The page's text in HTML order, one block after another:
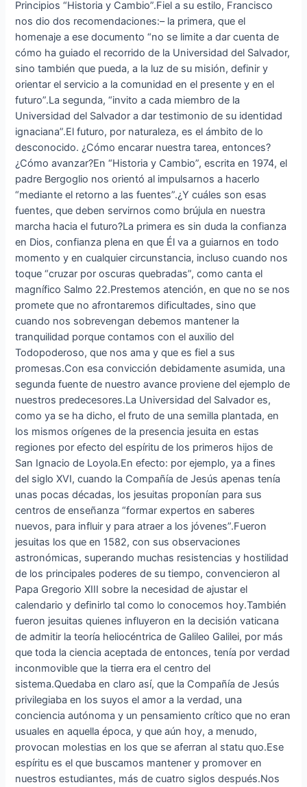
Principios “Historia y Cambio”.Fiel a su estilo, Francisco
nos dio dos recomendaciones:– la primera, que el
homenaje a ese documento “no se limite a dar cuenta de
cómo ha guiado el recorrido de la Universidad del Salvador,
sino también que pueda, a la luz de su misión, definir y
orientar el servicio a la comunidad en el presente y en el
futuro”.La segunda, “invito a cada miembro de la
Universidad del Salvador a dar testimonio de su identidad
ignaciana”.El futuro, por naturaleza, es el ámbito de lo
desconocido. ¿Cómo encarar nuestra tarea, entonces?
¿Cómo avanzar?En “Historia y Cambio”, escrita en 1974, el
padre Bergoglio nos orientó al impulsarnos a hacerlo
“mediante el retorno a las fuentes”.¿Y cuáles son esas
fuentes, que deben servirnos como brújula en nuestra
marcha hacia el futuro?La primera es sin duda la confianza
en Dios, confianza plena en que Él va a guiarnos en todo
momento y en cualquier circunstancia, incluso cuando nos
toque “cruzar por oscuras quebradas”, como canta el
magnífico Salmo 22.Prestemos atención, en que no se nos
promete que no afrontaremos dificultades, sino que
cuando nos sobrevengan debemos mantener la
tranquilidad porque contamos con el auxilio del
Todopoderoso, que nos ama y que es fiel a sus
promesas.Con esa convicción debidamente asumida, una
segunda fuente de nuestro avance proviene del ejemplo de
nuestros predecesores.La Universidad del Salvador es,
como ya se ha dicho, el fruto de una semilla plantada, en
los mismos orígenes de la presencia jesuita en estas
regiones por efecto del espíritu de los primeros hijos de
San Ignacio de Loyola.En efecto: por ejemplo, ya a fines
del siglo XVI, cuando la Compañía de Jesús apenas tenía
unas pocas décadas, los jesuitas proponían para sus
centros de enseñanza “formar expertos en saberes
nuevos, para influir y para atraer a los jóvenes”.Fueron
jesuitas los que en 1582, con sus observaciones
astronómicas, superando muchas resistencias y hostilidad
de los principales poderes de su tiempo, convencieron al
Papa Gregorio XIII sobre la necesidad de ajustar el
calendario y definirlo tal como lo conocemos hoy.También
fueron jesuitas quienes influyeron en la decisión vaticana
de admitir la teoría heliocéntrica de Galileo Galilei, por más
que toda la ciencia aceptada de entonces, tenía por verdad
inconmovible que la tierra era el centro del
sistema.Quedaba en claro así, que la Compañía de Jesús
privilegiaba en los suyos el amor a la verdad, una
conciencia autónoma y un pensamiento crítico que no eran
usuales en aquella época, y que aún hoy, a menudo,
provocan molestias en los que se aferran al statu quo.Ese
espíritu es el que buscamos mantener y promover en
nuestros estudiantes, más de cuatro siglos después.Nos